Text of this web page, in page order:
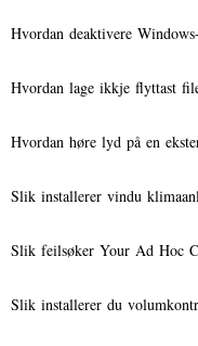
Hvordan deaktivere
Hvordan lage ikkje flyttast
Hvordan høre lyd på en
Slik installerer vindu
Slik feilsøker Your Ad Hoc
Slik installerer du